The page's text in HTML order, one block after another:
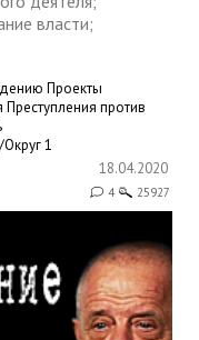
власти;
Проекты
Преступления против
1
18.04.2020
4 25927